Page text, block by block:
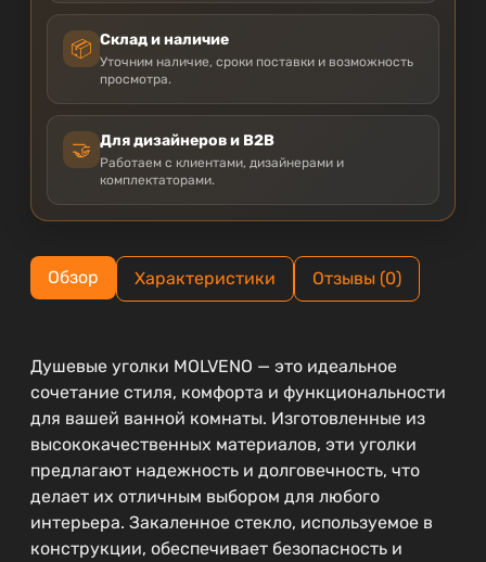
📦 Склад и наличие
Уточним наличие, сроки поставки и возможность
просмотра.
🤝 Для дизайнеров и B2B
Работаем с клиентами, дизайнерами и
комплектаторами.
Обзор Характеристики Отзывы (0)
Душевые уголки MOLVENO — это идеальное
сочетание стиля, комфорта и функциональности
для вашей ванной комнаты. Изготовленные из
высококачественных материалов, эти уголки
предлагают надежность и долговечность, что
делает их отличным выбором для любого
интерьера. Закаленное стекло, используемое в
конструкции, обеспечивает безопасность и